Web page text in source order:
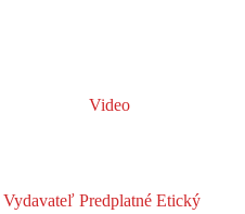
Video
Vydavateľ Predplatné Etický